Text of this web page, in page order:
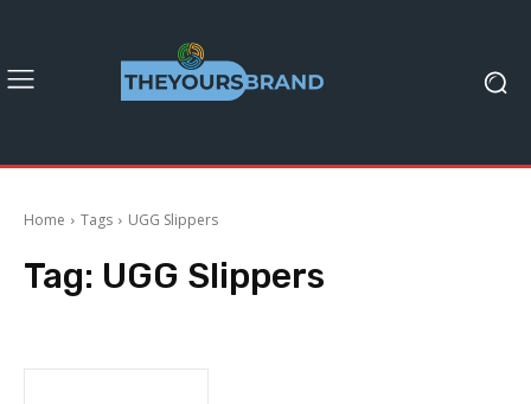
Home Tags UGG Slippers
Tag: UGG Slippers